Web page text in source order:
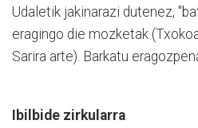
Udaletik jakinarazi dutenez,
eragingo die mozketak
Sarira arte). Barkatu
Ibilbide zirkularra